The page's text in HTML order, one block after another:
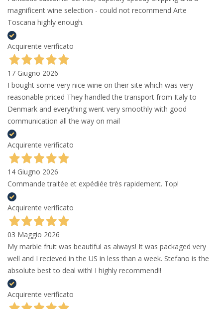
magnificent wine selection - could not recommend Arte
Toscana highly enough.
Acquirente verificato
17 Giugno 2026
I bought some very nice wine on their site which was very
reasonable priced They handled the transport from Italy to
Denmark and everything went very smoothly with good
communication all the way on mail
Acquirente verificato
14 Giugno 2026
Commande traitée et expédiée très rapidement. Top!
Acquirente verificato
03 Maggio 2026
My marble fruit was beautiful as always! It was packaged very
well and I recieved in the US in less than a week. Stefano is the
absolute best to deal with! I highly recommend!!
Acquirente verificato